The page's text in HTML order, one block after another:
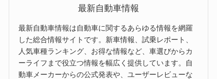
最新自動車情報
最新自動車情報は自動車に関するあらゆる情報を網羅
した総合情報サイトです。新車情報、試乗レポート、
人気車種ランキング、お得な情報など、車選びからカ
ーライフまで役立つ情報を幅広く提供しています。自
動車メーカーからの公式発表や、ユーザーレビューな